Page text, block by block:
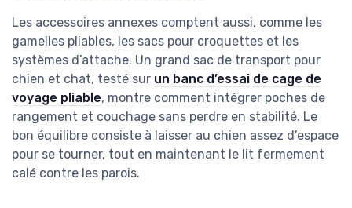
Les accessoires annexes comptent aussi, comme les
gamelles pliables, les sacs pour croquettes et les
systèmes d’attache. Un grand sac de transport pour
chien et chat, testé sur un banc d’essai de cage de
voyage pliable, montre comment intégrer poches de
rangement et couchage sans perdre en stabilité. Le
bon équilibre consiste à laisser au chien assez d’espace
pour se tourner, tout en maintenant le lit fermement
calé contre les parois.